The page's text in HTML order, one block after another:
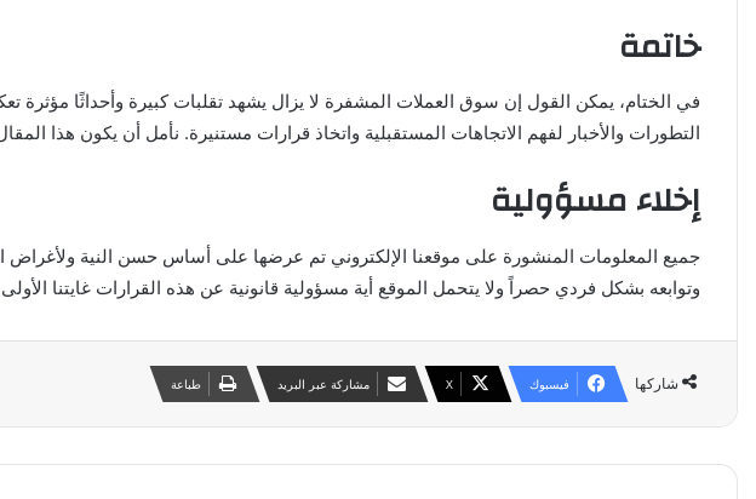
خاتمة
في الختام، يمكن القول إن سوق العملات المشفرة لا يزال يشهد تقلبات كبيرة وأحداثًا مؤثرة
التطورات والأخبار لفهم الاتجاهات المستقبلية واتخاذ قرارات مستنيرة. نأمل أن يكون هذا المقال
إخلاء مسؤولية
جميع المعلومات المنشورة على موقعنا الإلكتروني تم عرضها على أساس حسن النية ولأغراض
وتوابعه بشكل فردي حصراً ولا يتحمل الموقع أية مسؤولية قانونية عن هذه القرارات غايتنا
شاركها فيسبوك ‫X مشاركة عبر البريد طباعة